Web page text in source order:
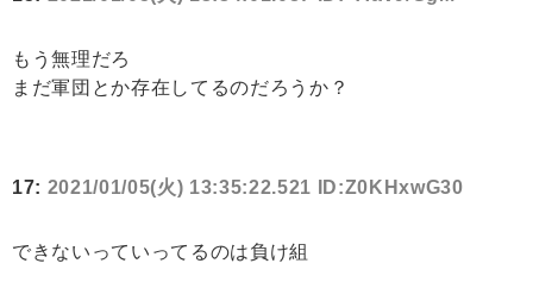
もう無理だろ
まだ軍団とか存在してるのだろうか？
17: 2021/01/05(火) 13:35:22.521 ID:Z0KHxwG30
できないっていってるのは負け組